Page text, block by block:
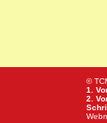
©
1.
2.